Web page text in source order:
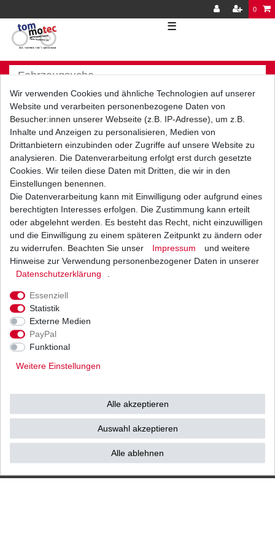
0
☰
Versand
Ab einem Warenwert von
500 Euro versenden wir
die Ware kostenlos zu
Bezahlarten
Vorkasse
Barzahlung bei Abholung in
53783 Eitorf (
Bitte
unbedingt Termin
Impressum
Wir verwenden Cookies und ähnliche Technologien auf unserer
Website und verarbeiten personenbezogene Daten von
Besucher:innen unserer Webseite (z.B. IP-Adresse), um z.B.
Inhalte und Anzeigen zu personalisieren, Medien von
Drittanbietern einzubinden oder Zugriffe auf unsere Website zu
analysieren. Die Datenverarbeitung erfolgt erst durch gesetzte
Cookies. Wir teilen diese Daten mit Dritten, die wir in den
Einstellungen benennen.
Die Datenverarbeitung kann mit Einwilligung oder aufgrund eines
berechtigten Interesses erfolgen. Die Zustimmung kann erteilt
oder abgelehnt werden. Es besteht das Recht, nicht einzuwilligen
und die Einwilligung zu einem späteren Zeitpunkt zu ändern oder
zu widerrufen. Beachten Sie unser
Impressum
und weitere
Hinweise zur Verwendung personenbezogener Daten in unserer
Daten­schutz­erklärung
Essenziell
Statistik
Externe Medien
PayPal
Funktional
Weitere Einstellungen
Alle akzeptieren
Auswahl akzeptieren
Alle ablehnen